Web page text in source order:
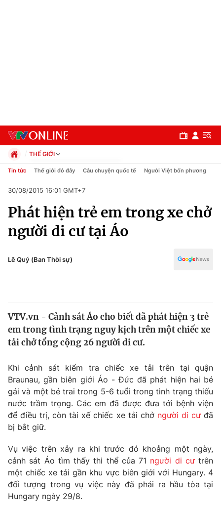
Chuyên mục
Chính trị
Thế giới
Thế giới đó đây
Câu chuyện quốc tế
Kinh tế
Tài chính
Thị trường
Góc doanh nghiệp
Dữ liệu và đời sống
Truyền hình
Phim VTV
Hậu trường
Nhân vật
Giải trí
Điện ảnh
Âm nhạc
Đời sống
Du lịch
THẾ GIỚI
Chính trị
Pháp luật
Kinh tế
Thể thao
Truyền hình
Y tế
Tin tức Thế giới đó đây Câu chuyện quốc tế Người Việt bốn phương
30/08/2015 16:01 GMT+7
Phát hiện trẻ em trong xe chở
người di cư tại Áo
Lê Quý (Ban Thời sự)
VTV.vn - Cảnh sát Áo cho biết đã phát hiện 3 trẻ
em trong tình trạng nguy kịch trên một chiếc xe
tải chở tổng cộng 26 người di cư.
Khi cảnh sát kiểm tra chiếc xe tải trên tại quận
Braunau, gần biên giới Áo - Đức đã phát hiện hai bé
gái và một bé trai trong 5-6 tuổi trong tình trạng thiếu
nước trầm trọng. Các em đã được đưa tới bệnh viện
để điều trị, còn tài xế chiếc xe tải chở người di cưđã
bị bắt giữ.
Vụ việc trên xảy ra khi trước đó khoảng một ngày,
cảnh sát Áo tìm thấy thi thể của 71 người di cưtrên
một chiếc xe tải gần khu vực biên giới với Hungary. 4
đối tượng trong vụ việc này đã phải ra hầu tòa tại
Hungary ngày 29/8.